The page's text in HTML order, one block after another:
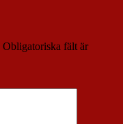
Obligatoriska fält är